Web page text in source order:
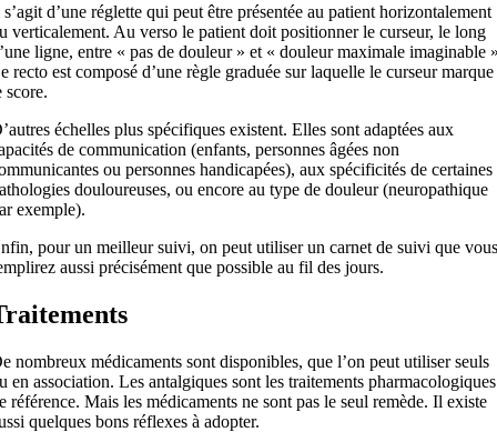
d’une réglette qui peut être présentée au patient horizontalement
verticalement. Au verso le patient doit positionner le curseur, le long
ligne, entre « pas de douleur » et « douleur maximale imaginable
recto est composé d’une règle graduée sur laquelle le curseur marque
score.
échelles plus spécifiques existent. Elles sont adaptées aux
de communication (enfants, personnes âgées non
ou personnes handicapées), aux spécificités de certaines
douloureuses, ou encore au type de douleur (neuropathique
exemple).
pour un meilleur suivi, on peut utiliser un carnet de suivi que vous
aussi précisément que possible au fil des jours.
nombreux médicaments sont disponibles, que l’on peut utiliser seuls
en association. Les antalgiques sont les traitements pharmacologiques
référence. Mais les médicaments ne sont pas le seul remède. Il existe
quelques bons réflexes à adopter.